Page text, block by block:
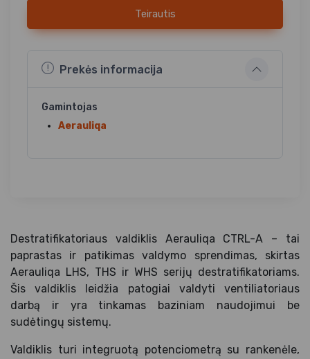
Teirautis
Prekės informacija
Gamintojas
Aerauliqa
Destratifikatoriaus valdiklis Aerauliqa CTRL-A – tai
paprastas ir patikimas valdymo sprendimas, skirtas
Aerauliqa LHS, THS ir WHS serijų destratifikatoriams.
Šis valdiklis leidžia patogiai valdyti ventiliatoriaus
darbą ir yra tinkamas baziniam naudojimui be
sudėtingų sistemų.
Valdiklis turi integruotą potenciometrą su rankenėle,